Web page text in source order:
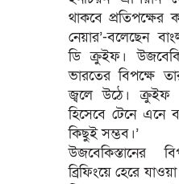
থাকবে প্রতিপক্ষের
নেয়ার’-বলেছেন
ডি ক্রুইফ।
ভারতের বিপক্ষে
জ্বলে উঠে। ক্রুইফ
হিসেবে টেনে এনে
কিছুই সম্ভব।’
উজবেকিস্তানের
ব্রিফিংয়ে হেরে